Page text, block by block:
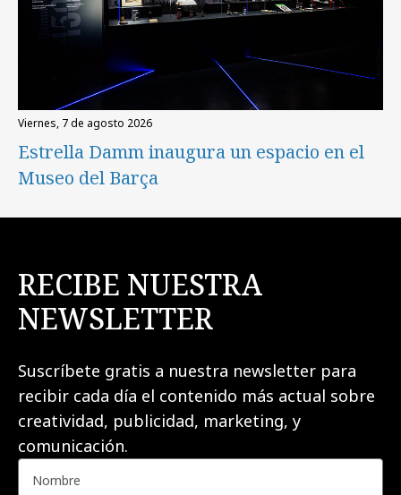
viernes, 7 de agosto 2026
Estrella Damm inaugura un espacio en el
Museo del Barça
RECIBE NUESTRA
NEWSLETTER
Suscríbete gratis a nuestra newsletter para
recibir cada día el contenido más actual sobre
creatividad, publicidad, marketing, y
comunicación.